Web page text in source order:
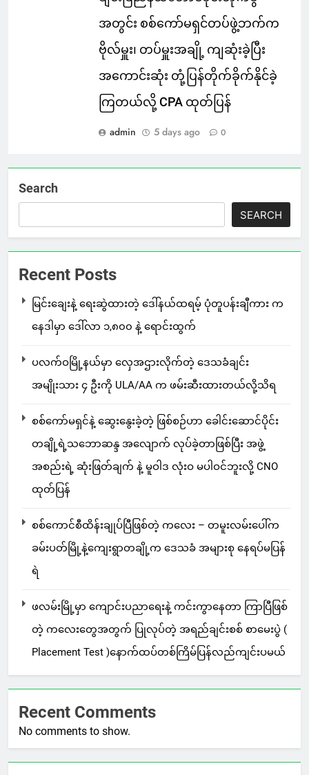
အတွင်း စစ်ကော်မရှင်တပ်ဖွဲ့ဘက်က
ဗိုလ်မှူး၊ တပ်မှူးအချို့ ကျဆုံးခဲ့ပြီး
အကောင်းဆုံး တုံ့ပြန်တိုက်ခိုက်နိုင်ခဲ့
ကြတယ်လို့ CPA ထုတ်ပြန်
admin 5 days ago 0
Search
SEARCH
Recent Posts
မြင်းချေးနဲ့ ရေးဆွဲထားတဲ့ ဒေါ်နယ်ထရမ့် ပုံတူပန်းချီကား က
နေဒါမှာ ဒေါ်လာ ၁,၈၀၀ နဲ့ ရောင်းထွက်
ပလက်ဝမြို့နယ်မှာ လှေအဌားလိုက်တဲ့ ဒေသခံချင်း
အမျိုးသား ၄ ဦးကို ULA/AA က ဖမ်းဆီးထားတယ်လို့သိရ
စစ်ကော်မရှင်နဲ့ ဆွေးနွေးခဲ့တဲ့ ဖြစ်စဉ်ဟာ ခေါင်းဆောင်ပိုင်း
တချို့ရဲ့သဘောဆန္ဒ အလျောက် လုပ်ခဲ့တာဖြစ်ပြီး အဖွဲ့
အစည်းရဲ့ ဆုံးဖြတ်ချက် နဲ့ မူဝါဒ လုံးဝ မပါဝင်ဘူးလို့ CNO
ထုတ်ပြန်
စစ်ကောင်စီထိန်းချုပ်ပြီဖြစ်တဲ့ ကလေး – တမူးလမ်းပေါ်က
ခမ်းပတ်မြို့နဲ့ကျေးရွာတချို့က ဒေသခံ အများစု နေရပ်မပြန်
ရဲ
ဖလမ်းမြို့မှာ ကျောင်းပညာရေးနဲ့ ကင်းကွာနေတာ ကြာပြီဖြစ်
တဲ့ ကလေးတွေအတွက် ပြုလုပ်တဲ့ အရည်ချင်းစစ် စာမေးပွဲ (
Placement Test )နောက်ထပ်တစ်ကြိမ်ပြန်လည်ကျင်းပမယ်
Recent Comments
No comments to show.